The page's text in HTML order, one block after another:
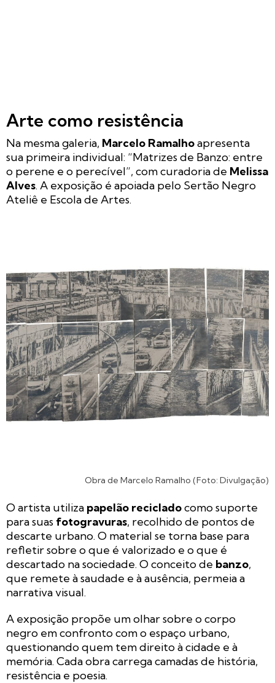
Arte como resistência
Na mesma galeria, Marcelo Ramalhoapresenta
sua primeira individual: “Matrizes de Banzo: entre
o perene e o perecível”, com curadoria de Melissa
Alves. A exposição é apoiada pelo Sertão Negro
Ateliê e Escola de Artes.
Obra de Marcelo Ramalho (Foto: Divulgação)
O artista utiliza papelão recicladocomo suporte
para suas fotogravuras, recolhido de pontos de
descarte urbano. O material se torna base para
refletir sobre o que é valorizado e o que é
descartado na sociedade. O conceito de banzo,
que remete à saudade e à ausência, permeia a
narrativa visual.
A exposição propõe um olhar sobre o corpo
negro em confronto com o espaço urbano,
questionando quem tem direito à cidade e à
memória. Cada obra carrega camadas de história,
resistência e poesia.